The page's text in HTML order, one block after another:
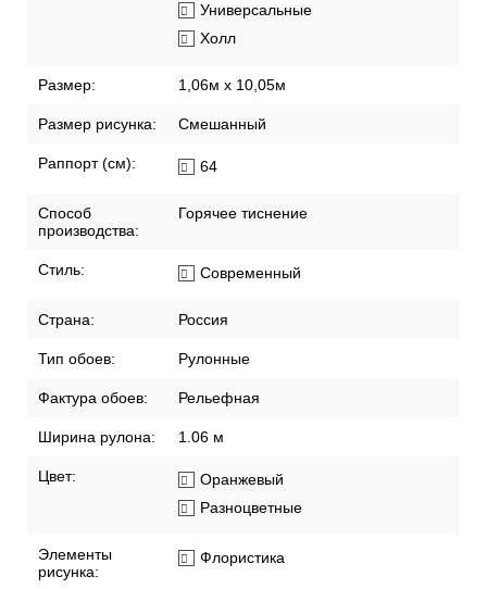
Универсальные
Холл
Размер: 1,06м х 10,05м
Размер рисунка: Смешанный
Раппорт (см): 64
Способ
производства:
Горячее тиснение
Стиль: Современный
Страна: Россия
Тип обоев: Рулонные
Фактура обоев: Рельефная
Ширина рулона: 1.06 м
Цвет:
Оранжевый
Разноцветные
Элементы
рисунка:
Флористика